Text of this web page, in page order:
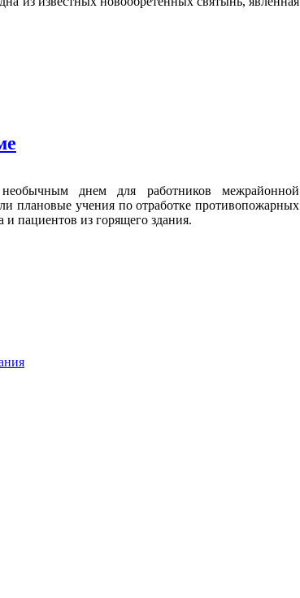
днем для работников межрайонной
плановые учения по отработке противопожарных
и пациентов из горящего здания.